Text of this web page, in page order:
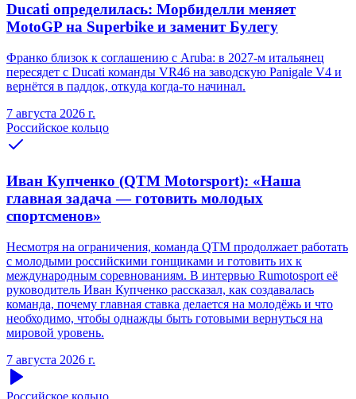
Ducati определилась: Морбиделли меняет
MotoGP на Superbike и заменит Булегу
Франко близок к соглашению с Aruba: в 2027-м итальянец
пересядет с Ducati команды VR46 на заводскую Panigale V4 и
вернётся в паддок, откуда когда-то начинал.
7 августа 2026 г.
Российское кольцо
Иван Купченко (QTM Motorsport): «Наша
главная задача — готовить молодых
спортсменов»
Несмотря на ограничения, команда QTM продолжает работать
с молодыми российскими гонщиками и готовить их к
международным соревнованиям. В интервью Rumotosport её
руководитель Иван Купченко рассказал, как создавалась
команда, почему главная ставка делается на молодёжь и что
необходимо, чтобы однажды быть готовыми вернуться на
мировой уровень.
7 августа 2026 г.
Российское кольцо